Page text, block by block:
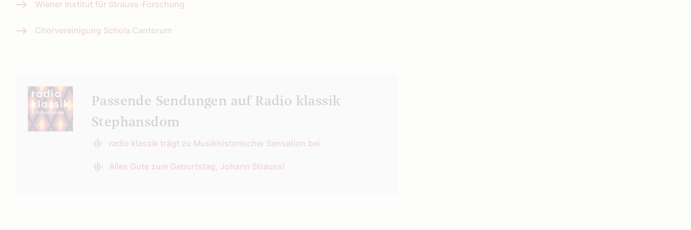
Wiener Institut für Strauss-Forschung
Chorvereinigung Schola Cantorum
Passende Sendungen auf Radio klassik
Stephansdom
radio klassik trägt zu Musikhistorischer Sensation bei
Alles Gute zum Geburtstag, Johann Strauss!